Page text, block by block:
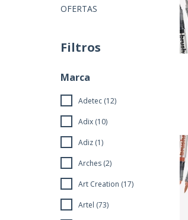
OFERTAS
Filtros
Marca
Adetec (12)
Adix (10)
Adiz (1)
Arches (2)
Art Creation (17)
Artel (73)